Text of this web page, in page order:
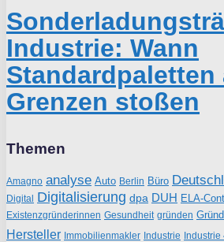
Industrie: Wann
Standardpaletten
Grenzen stoßen
Themen
Amagno analyse Auto Berlin Büro
Digital Digitalisierung dpa DUH ELA-
Existenzgründerinnen Gesundheit gründen
Hersteller Immobilienmakler Industrie Industrie